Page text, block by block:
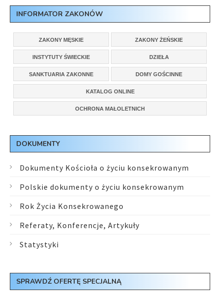
INFORMATOR ZAKONÓW
ZAKONY MĘSKIE ZAKONY ŻEŃSKIE
INSTYTUTY ŚWIECKIE DZIEŁA
SANKTUARIA ZAKONNE DOMY GOŚCINNE
KATALOG ONLINE
OCHRONA MAŁOLETNICH
DOKUMENTY
Dokumenty Kościoła o życiu konsekrowanym
Polskie dokumenty o życiu konsekrowanym
Rok Życia Konsekrowanego
Referaty, Konferencje, Artykuły
Statystyki
SPRAWDŹ OFERTĘ SPECJALNĄ